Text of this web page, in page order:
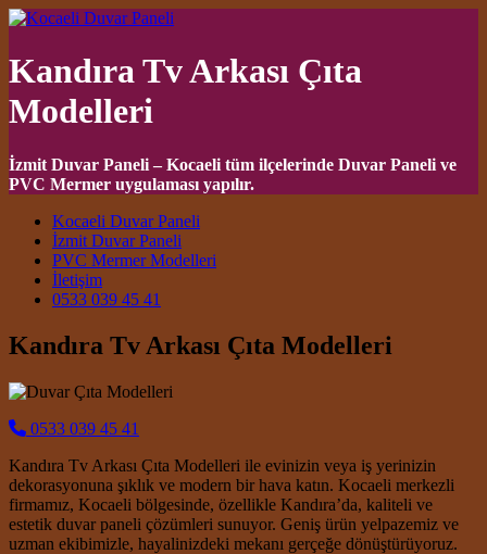
Kandıra Tv Arkası Çıta
Modelleri
İzmit Duvar Paneli – Kocaeli tüm ilçelerinde Duvar Paneli ve
PVC Mermer uygulaması yapılır.
Main Navigation
Kocaeli Duvar Paneli
İzmit Duvar Paneli
PVC Mermer Modelleri
İletişim
0533 039 45 41
Kandıra Tv Arkası Çıta Modelleri
0533 039 45 41
Kandıra Tv Arkası Çıta Modelleri ile evinizin veya iş yerinizin
dekorasyonuna şıklık ve modern bir hava katın. Kocaeli merkezli
firmamız, Kocaeli bölgesinde, özellikle Kandıra’da, kaliteli ve
estetik duvar paneli çözümleri sunuyor. Geniş ürün yelpazemiz ve
uzman ekibimizle, hayalinizdeki mekanı gerçeğe dönüştürüyoruz.